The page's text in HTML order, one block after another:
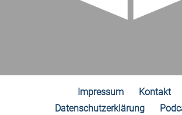
Impressum
Kontakt
Datenschutzerklärung